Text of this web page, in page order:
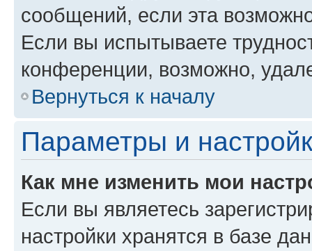
сообщений, если эта
Если вы испытываете
конференции, возможно,
Вернуться к началу
Параметры и
Как мне изменить мои
Если вы являетесь
настройки хранятся в базе